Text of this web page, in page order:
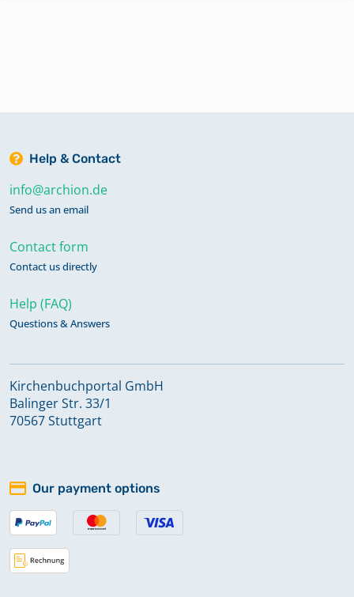
Namensregister 1820-1841
Namensregister 1842-1852
Namensregister Beerdigungen
1853-1874
1908
Namensregister Trauungen 1853-
1900
Help & Contact
info@archion.de
Send us an email
Contact form
Contact us directly
Help (FAQ)
Questions & Answers
Kirchenbuchportal GmbH
Balinger Str. 33/1
70567 Stuttgart
Our payment options